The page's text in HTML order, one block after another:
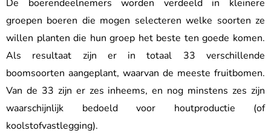
De boerendeelnemers worden verdeeld in kleinere
groepen boeren die mogen selecteren welke soorten ze
willen planten die hun groep het beste ten goede komen.
Als resultaat zijn er in totaal 33 verschillende
boomsoorten aangeplant, waarvan de meeste fruitbomen.
Van de 33 zijn er zes inheems, en nog minstens zes zijn
waarschijnlijk bedoeld voor houtproductie (of
koolstofvastlegging).